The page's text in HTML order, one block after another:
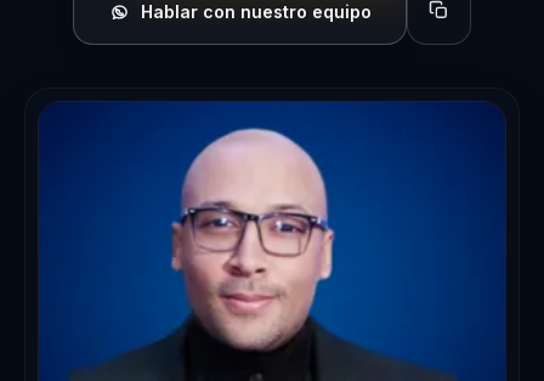
Hablar con nuestro equipo Copiar perfil